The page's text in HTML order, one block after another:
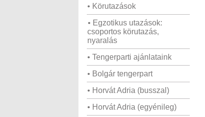
• Körutazások
• Egzotikus utazások:
csoportos körutazás,
nyaralás
• Tengerparti ajánlataink
• Bolgár tengerpart
• Horvát Adria (busszal)
• Horvát Adria (egyénileg)